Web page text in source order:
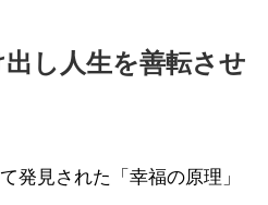
し人生を善転させ
発見された「幸福の原理」